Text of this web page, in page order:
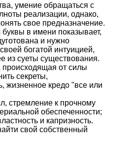
умение обращаться с
реализации, однако,
свое предназначение.
буквы в имени показывает,
и нужно
богатой интуицией,
из суеты существования.
происходящая от силы
секреты,
жизненное кредо "все или
стремление к прочному
обеспеченности;
и капризность.
свой собственный